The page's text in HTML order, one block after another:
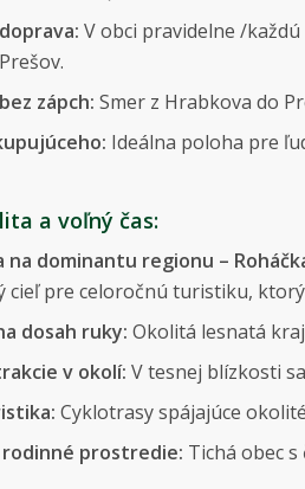
V obci pravidelne /
zápch: Smer z Hrabkova do
Ideálna poloha pre
a voľný čas:
na dominantu regionu –
cieľ pre celoročnú turistiku,
dosah ruky: Okolitá lesnatá
v okolí: V tesnej blízkosti
Cyklotrasy spájajúce
prostredie: Tichá obec